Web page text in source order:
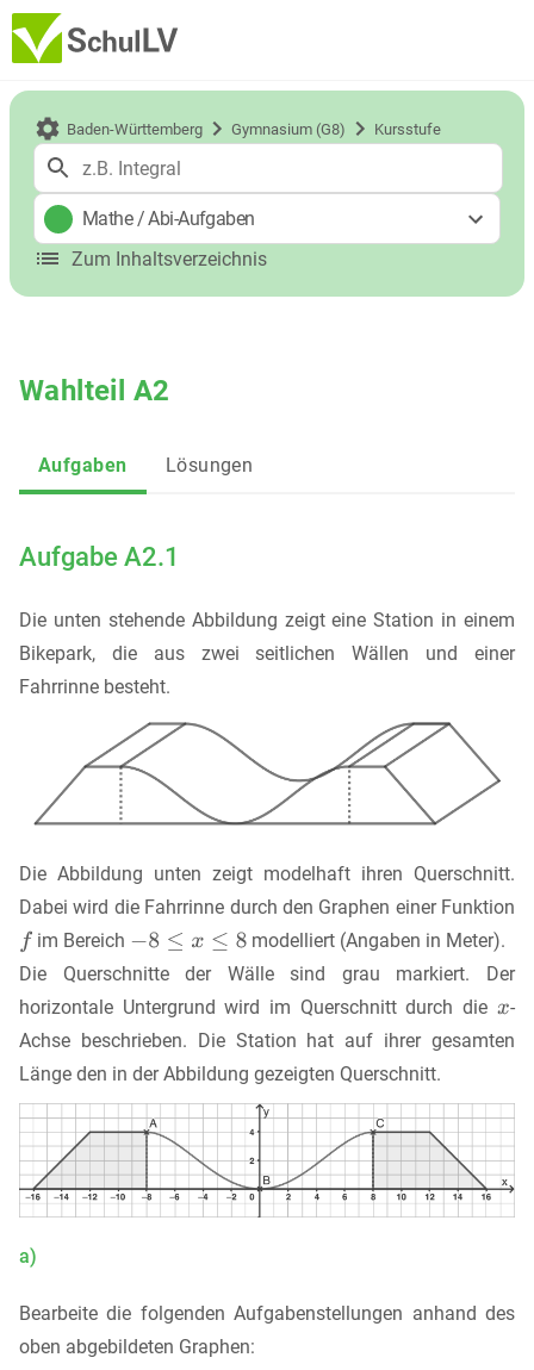
Baden-Württemberg Gymnasium (G8) Kursstufe
Mathe/Abi-Aufgaben
Zum Inhaltsverzeichnis
Wahlteil A2
Aufgaben Lösungen
Aufgabe A2.1
Die unten stehende Abbildung zeigt eine Station in einem
Bikepark, die aus zwei seitlichen Wällen und einer
Fahrrinne besteht.
Die Abbildung unten zeigt modelhaft ihren Querschnitt.
Dabei wird die Fahrrinne durch den Graphen einer Funktion
im Bereich
modelliert (Angaben in Meter).
Die Querschnitte der Wälle sind grau markiert. Der
horizontale Untergrund wird im Querschnitt durch die
-
Achse beschrieben. Die Station hat auf ihrer gesamten
Länge den in der Abbildung gezeigten Querschnitt.
a)
Bearbeite die folgenden Aufgabenstellungen anhand des
oben abgebildeten Graphen: